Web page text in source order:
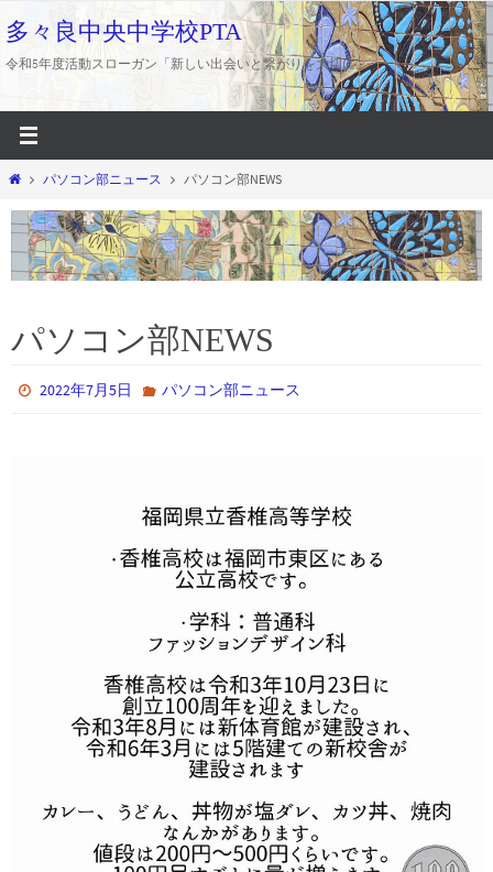
ン
テ
へ
ス
キ
プ
多々良中央中学校PTA
令和5年度活動スローガン「新しい出会いと繋がりを大切に」
ホ
ム
パソコン部ニュース パソコン部NEWS
パソコン部NEWS
2022年7月5日 パソコン部ニュース